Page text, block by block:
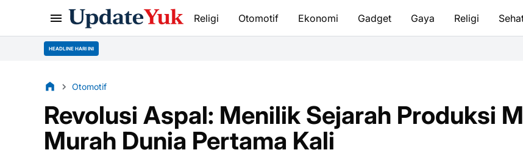
Religi Otomotif Ekonomi Gadget Gaya Religi
HEADLINE HARI INI Tata Cara
Otomotif
Revolusi Aspal: Menilik Sejarah Produksi
Murah Dunia Pertama Kali